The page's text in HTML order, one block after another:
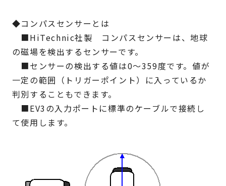
◆コンパスセンサーとは
■HiTechnic社製 コンパスセンサーは、地球
の磁場を検出するセンサーです。
■センサーの検出する値は0～359度です。値が
一定の範囲（トリガーポイント）に入っているか
判別することもできます。
■EV3の入力ポートに標準のケーブルで接続し
て使用します。